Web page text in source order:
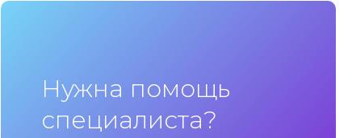
Нужна помощь
специалиста?